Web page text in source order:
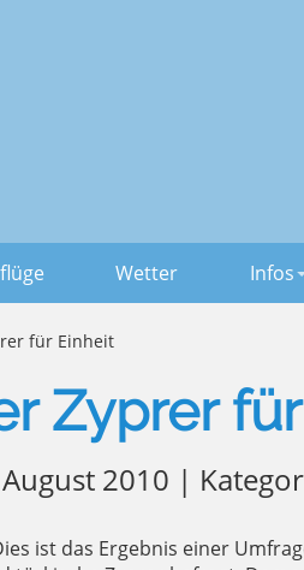
Wetter Infos
für Einheit
Zyprer
2010 |
ist das Ergebnis einer